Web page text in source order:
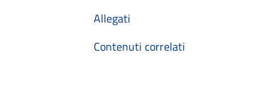
Allegati
Contenuti correlati